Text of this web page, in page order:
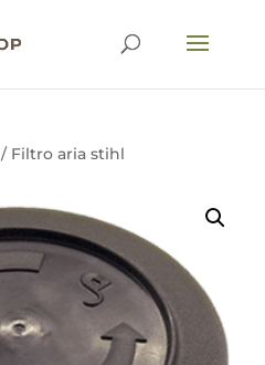
/ Filtro aria stihl